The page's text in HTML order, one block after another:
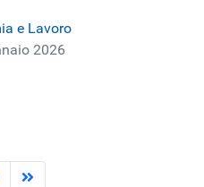
e Lavoro
2026